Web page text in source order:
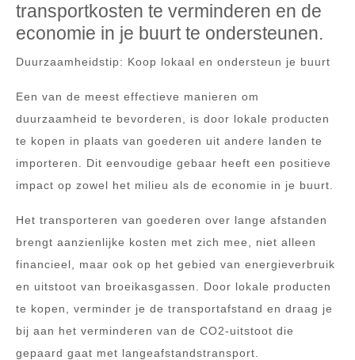
transportkosten te verminderen en de
economie in je buurt te ondersteunen.
Duurzaamheidstip: Koop lokaal en ondersteun je buurt
Een van de meest effectieve manieren om
duurzaamheid te bevorderen, is door lokale producten
te kopen in plaats van goederen uit andere landen te
importeren. Dit eenvoudige gebaar heeft een positieve
impact op zowel het milieu als de economie in je buurt.
Het transporteren van goederen over lange afstanden
brengt aanzienlijke kosten met zich mee, niet alleen
financieel, maar ook op het gebied van energieverbruik
en uitstoot van broeikasgassen. Door lokale producten
te kopen, verminder je de transportafstand en draag je
bij aan het verminderen van de CO2-uitstoot die
gepaard gaat met langeafstandstransport.